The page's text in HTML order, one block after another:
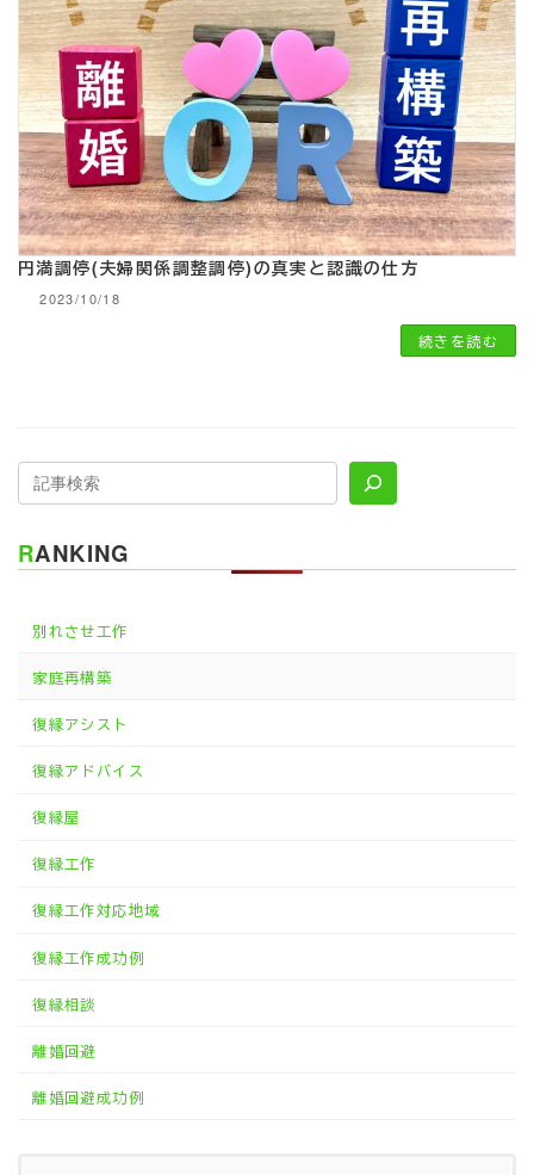
円満調停(夫婦関係調整調停)の真実と認識の仕方
2023/10/18
続きを読む
RANKING
別れさせ工作
家庭再構築
復縁アシスト
復縁アドバイス
復縁屋
復縁工作
復縁工作対応地域
復縁工作成功例
復縁相談
離婚回避
離婚回避成功例